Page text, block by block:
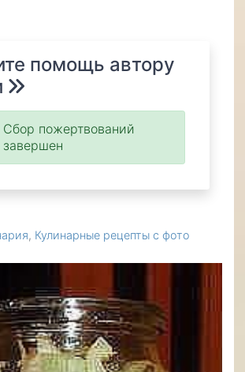
помощь автору
Сбор пожертвований
завершен
Кулинарные рецепты с фото